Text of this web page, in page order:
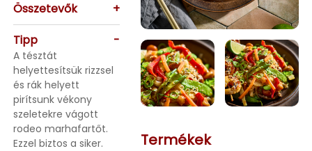
Összetevők
+
Tipp
-
A tésztát
helyettesítsük rizzsel
és rák helyett
pirítsunk vékony
szeletekre vágott
rodeo marhafartőt.
Ezzel biztos a siker.
Termékek